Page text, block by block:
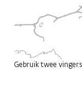
Gebruik twee